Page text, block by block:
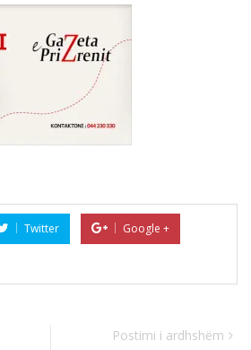
Twitter
Google +
Postimi i ardhshëm